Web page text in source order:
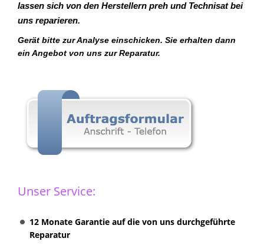
lassen sich von den Herstellern preh und Technisat bei
uns reparieren.
Gerät bitte zur Analyse einschicken. Sie erhalten dann
ein Angebot von uns zur Reparatur.
Unser Service:
12 Monate Garantie auf die von uns durchgeführte
Reparatur